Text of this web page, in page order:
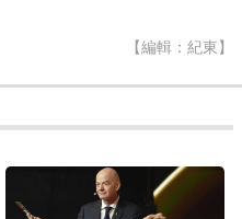
【編輯：紀東】